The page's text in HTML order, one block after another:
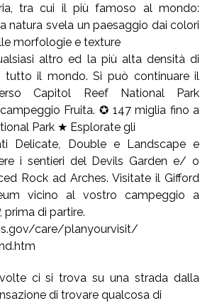
tra cui il più famoso al mondo:
natura svela un paesaggio dai colori
morfologie e texture
altro ed la più alta densità di
tutto il mondo. Si può continuare il
Capitol Reef National Park
Fruita. ✪ 147 miglia fino a
Park ★ Esplorate gli
Delicate, Double e Landscape e
i sentieri del Devils Garden e/ o
Rock ad Arches. Visitate il Gifford
vicino al vostro campeggio a
prima di partire.
care/planyourvisit/
ci si trova su una strada dalla
di trovare qualcosa di